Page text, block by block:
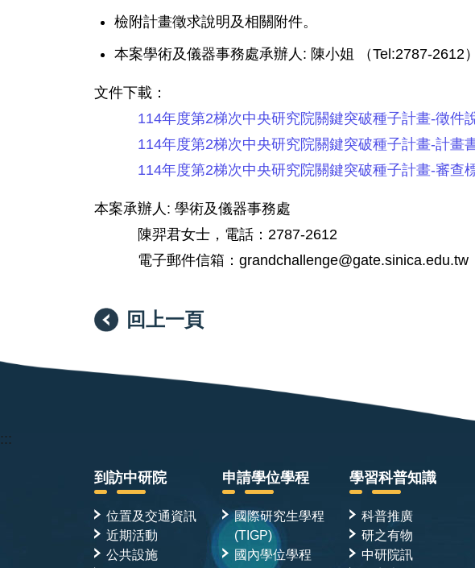
檢附計畫徵求說明及相關附件。
本案學術及儀器事務處承辦人: 陳小姐 （Tel:2787-2612）
文件下載：
114年度第2梯次中央研究院關鍵突破種子計畫-徵件
114年度第2梯次中央研究院關鍵突破種子計畫-計畫
114年度第2梯次中央研究院關鍵突破種子計畫-審查
本案承辦人: 學術及儀器事務處
陳羿君女士，電話：2787-2612
電子郵件信箱：grandchallenge@gate.sinica.edu.tw
回上一頁
:::
到訪中研院
位置及交通資訊
近期活動
公共設施
申請學位學程
國際研究生學程
(TIGP)
國內學位學程
學習科普知識
科普推廣
研之有物
中研院訊